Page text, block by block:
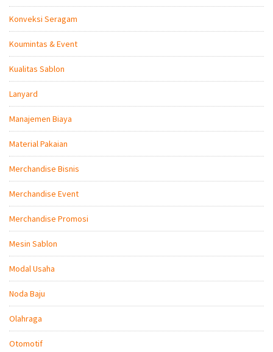
Konveksi Seragam
Koumintas & Event
Kualitas Sablon
Lanyard
Manajemen Biaya
Material Pakaian
Merchandise Bisnis
Merchandise Event
Merchandise Promosi
Mesin Sablon
Modal Usaha
Noda Baju
Olahraga
Otomotif